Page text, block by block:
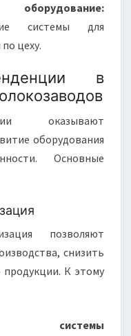
оборудование:
системы для
цеху.
в
оказывают
оборудования
Основные
позволяют
снизить
продукции. К этому
системы